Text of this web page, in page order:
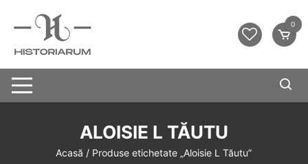
0
ALOISIE L TĂUTU
Acasă / Produse etichetate „Aloisie L Tăutu”